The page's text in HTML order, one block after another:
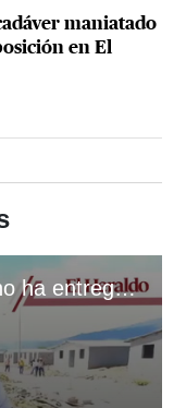
maniatado
en El
EL HERALDO Plus: UCP no ha entregado ni una casa de los 1,200 millones de lempiras